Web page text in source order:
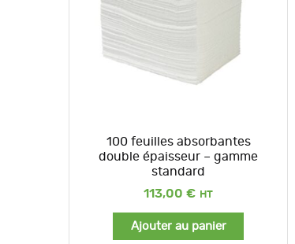
100 feuilles absorbantes
double épaisseur – gamme
standard
113,00 €
Ajouter au panier